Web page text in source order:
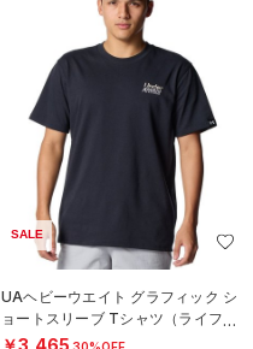
SALE
UAヘビーウエイト グラフィック シ
ョートスリーブ Tシャツ（ライフス
タイル/MEN）
￥3,465